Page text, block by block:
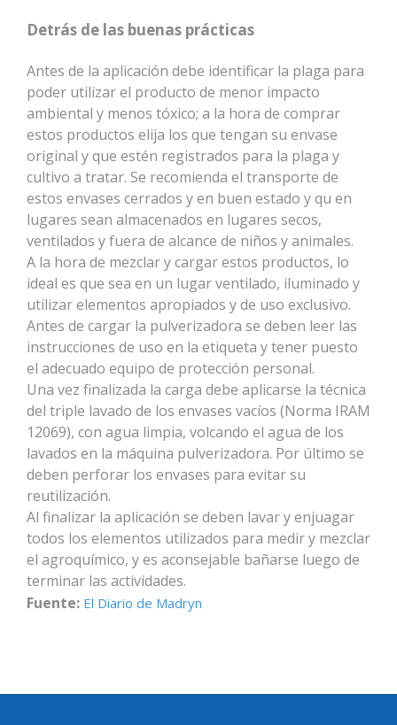
Detrás de las buenas prácticas
Antes de la aplicación debe identificar la plaga para
poder utilizar el producto de menor impacto
ambiental y menos tóxico; a la hora de comprar
estos productos elija los que tengan su envase
original y que estén registrados para la plaga y
cultivo a tratar. Se recomienda el transporte de
estos envases cerrados y en buen estado y qu en
lugares sean almacenados en lugares secos,
ventilados y fuera de alcance de niños y animales.
A la hora de mezclar y cargar estos productos, lo
ideal es que sea en un lugar ventilado, iluminado y
utilizar elementos apropiados y de uso exclusivo.
Antes de cargar la pulverizadora se deben leer las
instrucciones de uso en la etiqueta y tener puesto
el adecuado equipo de protección personal.
Una vez finalizada la carga debe aplicarse la técnica
del triple lavado de los envases vacíos (Norma IRAM
12069), con agua limpia, volcando el agua de los
lavados en la máquina pulverizadora. Por último se
deben perforar los envases para evitar su
reutilización.
Al finalizar la aplicación se deben lavar y enjuagar
todos los elementos utilizados para medir y mezclar
el agroquímico, y es aconsejable bañarse luego de
terminar las actividades.
Fuente: El Diario de Madryn